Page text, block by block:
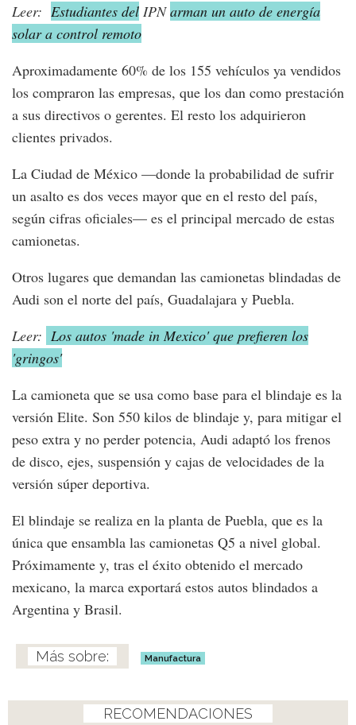
Leer: Estudiantes del IPN arman un auto de energía
solar a control remoto
Aproximadamente 60% de los 155 vehículos ya vendidos
los compraron las empresas, que los dan como prestación
a sus directivos o gerentes. El resto los adquirieron
clientes privados.
La Ciudad de México —donde la probabilidad de sufrir
un asalto es dos veces mayor que en el resto del país,
según cifras oficiales— es el principal mercado de estas
camionetas.
Otros lugares que demandan las camionetas blindadas de
Audi son el norte del país, Guadalajara y Puebla.
Leer: Los autos 'made in Mexico' que prefieren los
'gringos'
La camioneta que se usa como base para el blindaje es la
versión Elite. Son 550 kilos de blindaje y, para mitigar el
peso extra y no perder potencia, Audi adaptó los frenos
de disco, ejes, suspensión y cajas de velocidades de la
versión súper deportiva.
El blindaje se realiza en la planta de Puebla, que es la
única que ensambla las camionetas Q5 a nivel global.
Próximamente y, tras el éxito obtenido el mercado
mexicano, la marca exportará estos autos blindados a
Argentina y Brasil.
Manufactura
RECOMENDACIONES